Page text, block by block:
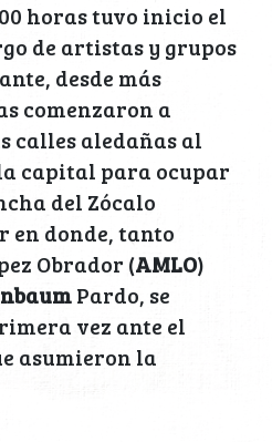
horas tuvo inicio el
de artistas y grupos
desde más
comenzaron a
calles aledañas al
capital para ocupar
del Zócalo
donde, tanto
Obrador (AMLO)
Pardo, se
vez ante el
asumieron la